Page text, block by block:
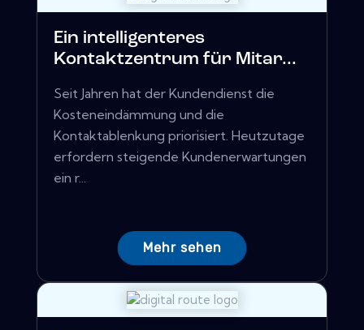
Ein intelligenteres
Kontaktzentrum für Mitar...
Seit Jahren hat der Kundendienst die
Kosteneindämmung und die
Kontaktablenkung priorisiert. Heutzutage
erfordern steigende Kundenerwartungen
ein r...
Mehr sehen